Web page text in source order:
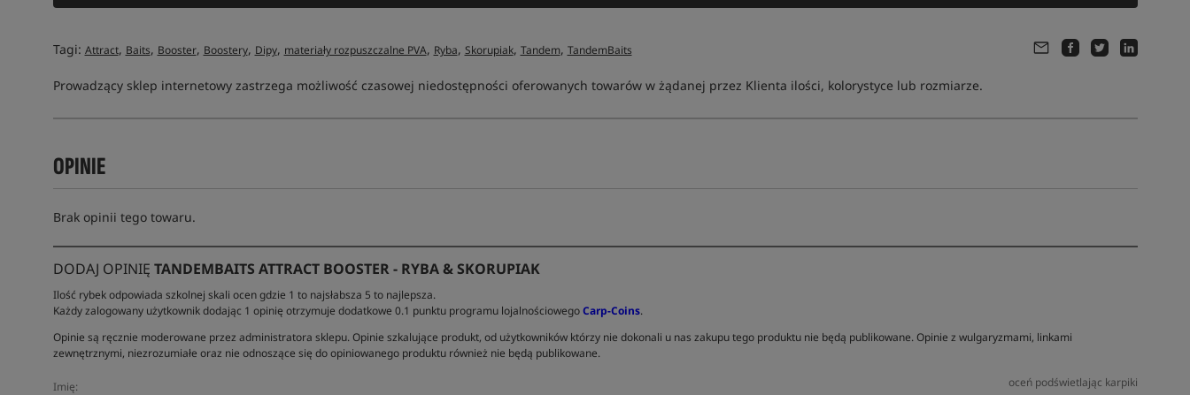
Tym produktem interesuje się:13 osób
Tagi: Attract, Baits, Booster, Boostery, Dipy, materiały rozpuszczalne PVA, Ryba, Skorupiak, Tandem, TandemBaits
Prowadzący sklep internetowy zastrzega możliwość czasowej niedostępności oferowanych towarów w żądanej przez Klienta ilości, kolorystyce lub rozmiarze.
OPINIE
Brak opinii tego towaru.
DODAJ OPINIĘ TANDEMBAITS ATTRACT BOOSTER - RYBA & SKORUPIAK
Ilość rybek odpowiada szkolnej skali ocen gdzie 1 to najsłabsza 5 to najlepsza.
Każdy zalogowany użytkownik dodając 1 opinię otrzymuje dodatkowe 0.1 punktu programu lojalnościowegoCarp-Coins.
Opinie są ręcznie moderowane przez administratora sklepu. Opinie szkalujące produkt, od użytkowników którzy nie dokonali u nas zakupu tego produktu nie będą publikowane. Opinie z wulgaryzmami, linkami
zewnętrznymi, niezrozumiałe oraz nie odnoszące się do opiniowanego produktu również nie będą publikowane.
oceń podświetlając karpiki
Imię: